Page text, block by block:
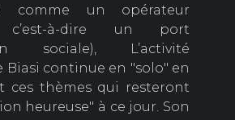
comme un opérateur
c’est-à-dire un port
sociale), L’activité
Biasi continue en "solo" en
ces thèmes qui resteront
heureuse" à ce jour. Son